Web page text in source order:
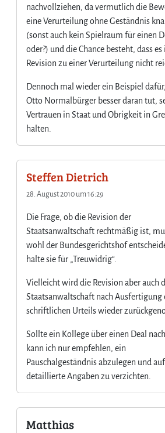
nachvollziehen, da vermutlich die
eine Verurteilung ohne Geständnis
(sonst auch kein Spielraum für einen
oder?) und die Chance besteht, dass
Revision zu einer Verurteilung nicht
Dennoch mal wieder ein Beispiel
Otto Normalbürger besser daran tut,
Vertrauen in Staat und Obrigkeit in
halten.
Steffen Dietrich
28. August 2010 um 16:29
Die Frage, ob die Revision der
Staatsanwaltschaft rechtmäßig ist,
wohl der Bundesgerichtshof
halte sie für „Treuwidrig“.
Vielleicht wird die Revision aber auch
Staatsanwaltschaft nach Ausfertigung
schriftlichen Urteils wieder
Sollte ein Kollege über einen Deal
kann ich nur empfehlen, ein
Pauschalgeständnis abzulegen und
detaillierte Angaben zu verzichten.
Matthias